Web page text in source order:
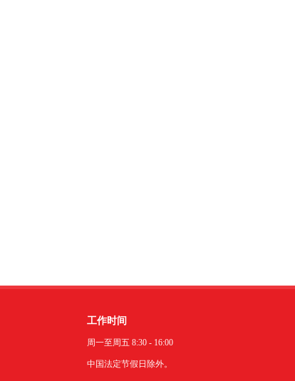
工作时间
周一至周五 8:30 - 16:00
中国法定节假日除外。